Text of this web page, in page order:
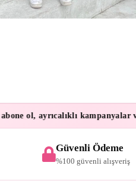
ol, ayrıcalıklı kampanyalar ve
Güvenli Ödeme
%100 güvenli alışveriş